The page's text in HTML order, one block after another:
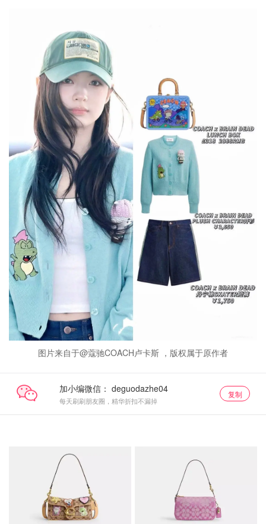
图片来自于@蔻驰COACH卢卡斯 ，版权属于原作者
加小编微信：
每天刷刷朋友圈，精华折扣不漏掉
复制